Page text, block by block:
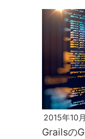
2015年10
Grailsの